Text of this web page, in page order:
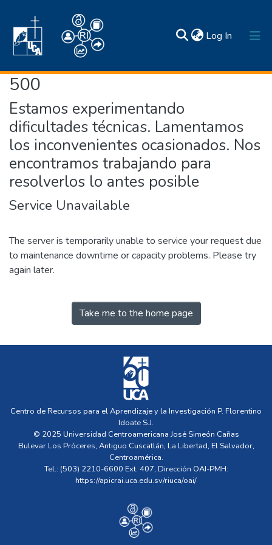
Log In (current)
Comunidades y colecciones
Estadísticas
Búsqueda por
Normativas
Acerca de
Contactos
500
Estamos experimentando
dificultades técnicas. Lamentamos
los inconvenientes ocasionados. Nos
encontramos trabajando para
resolverlos lo antes posible
Service Unavailable
The server is temporarily unable to service your request due
to maintenance downtime or capacity problems. Please try
again later.
Take me to the home page
Centro de Recursos para el Aprendizaje y la Investigación P. Florentino
Idoate S.J.
© 2025 Universidad Centroamericana José Simeón Cañas
Bulevar Los Próceres, Antiguo Cuscatlán, La Libertad, El Salvador,
Centroamérica.
Tel.: (503) 2210-6600 Ext. 407, Dirección OAI-PMH:
https://apicrai.uca.edu.sv/riuca/oai/